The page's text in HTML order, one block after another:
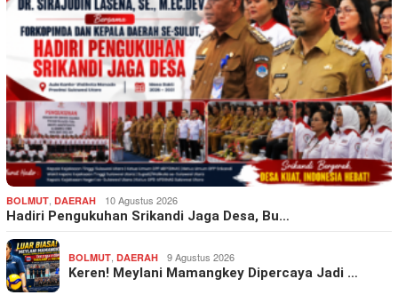
BOLMUT DAERAH 10 Agustus 2026
Hadiri Pengukuhan Srikandi Jaga Desa, Bu…
BOLMUT DAERAH 9 Agustus 2026
Keren! Meylani Mamangkey Dipercaya Jadi …